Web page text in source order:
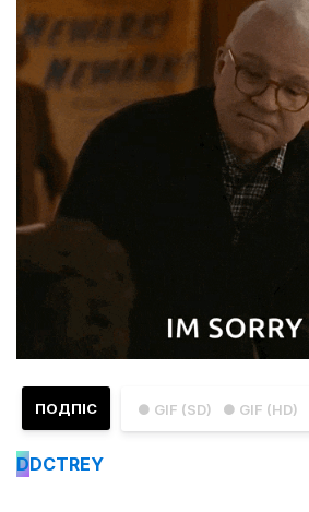
● GIF (SD) ● GIF (HD)
ПОДПІС
DDCTREY